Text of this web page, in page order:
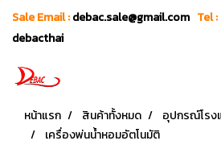
Sale Email :debac.sale@gmail.com Tel :
debacthai
หน้าแรก สินค้าทั้งหมด
อุปกรณ์โรง
เครื่องพ่นน้ำหอมอัตโนมัติ